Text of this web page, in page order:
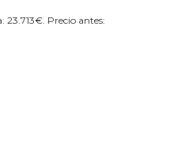
23.713€. Precio antes: